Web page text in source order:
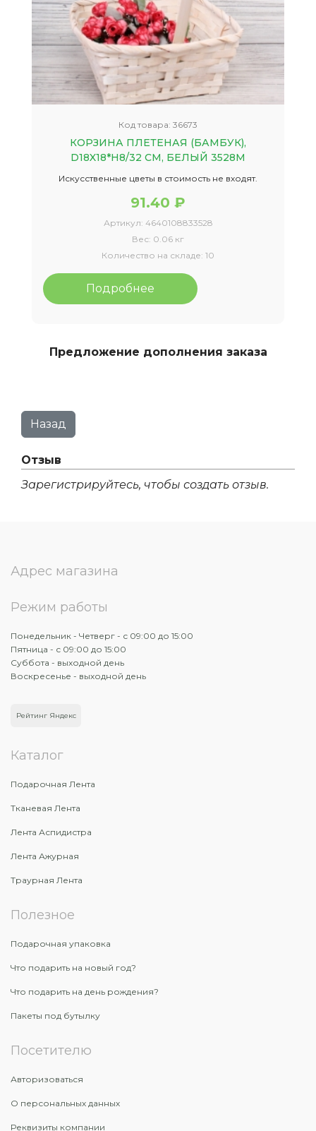
Код товара: 36673
КОРЗИНА ПЛЕТЕНАЯ (БАМБУК),
D18X18*H8/32 СМ, БЕЛЫЙ 3528М
Искусственные цветы в стоимость не входят.
91.40 ₽
Артикул: 4640108833528
Вес: 0.06 кг
Количество на складе: 10
Подробнее
Предложение дополнения заказа
Отзыв
Зарегистрируйтесь, чтобы создать отзыв.
Адрес магазина
Режим работы
Понедельник - Четверг - с 09:00 до 15:00
Пятница - с 09:00 до 15:00
Суббота - выходной день
Воскресенье - выходной день
Рейтинг Яндекс
Каталог
Подарочная Лента
Тканевая Лента
Лента Аспидистра
Лента Ажурная
Траурная Лента
Полезное
Подарочная упаковка
Что подарить на новый год?
Что подарить на день рождения?
Пакеты под бутылку
Посетителю
Авторизоваться
О персональных данных
Реквизиты компании